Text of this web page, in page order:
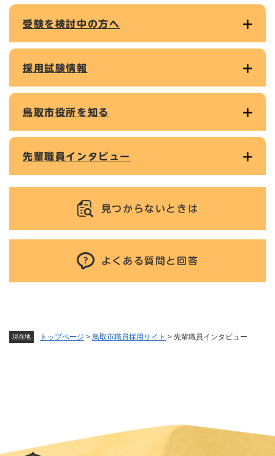
現在地 トップページ > 鳥取市職員採用サイト > 先輩職員インタビュー
受験を検討中の方へ
採用試験情報
鳥取市役所を知る
先輩職員インタビュー
見つからないときは
よくある質問と回答